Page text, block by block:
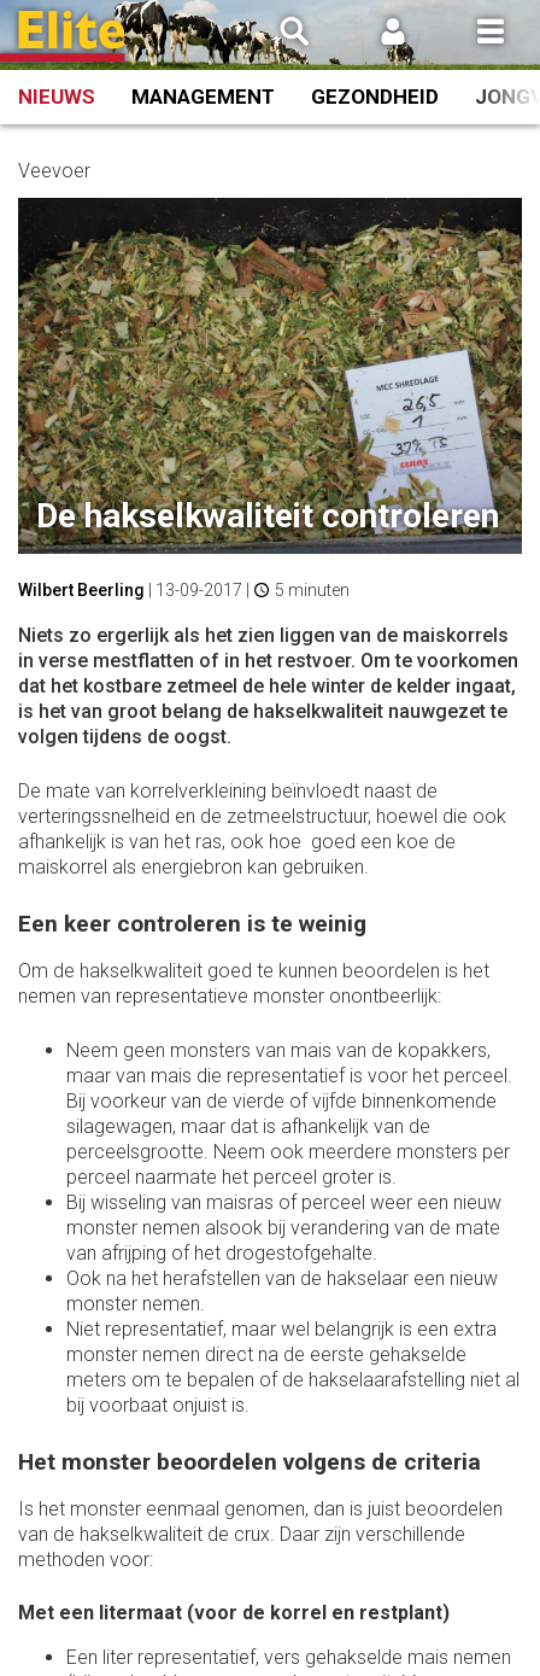
Spring
naar
inhoud
NIEUWS MANAGEMENT GEZONDHEID
Veevoer
De hakselkwaliteit controleren
Wilbert Beerling 13-09-2017 5 minuten
Niets zo ergerlijk als het zien liggen van de maiskorrels
in verse mestflatten of in het restvoer. Om te voorkomen
dat het kostbare zetmeel de hele winter de kelder ingaat,
is het van groot belang de hakselkwaliteit nauwgezet te
volgen tijdens de oogst.
De mate van korrelverkleining beïnvloedt naast de
verteringssnelheid en de zetmeelstructuur, hoewel die ook
afhankelijk is van het ras, ook hoe goed een koe de
maiskorrel als energiebron kan gebruiken.
Een keer controleren is te weinig
Om de hakselkwaliteit goed te kunnen beoordelen is het
nemen van representatieve monster onontbeerlijk:
Neem geen monsters van mais van de kopakkers,
maar van mais die representatief is voor het perceel.
Bij voorkeur van de vierde of vijfde binnenkomende
silagewagen, maar dat is afhankelijk van de
perceelsgrootte. Neem ook meerdere monsters per
perceel naarmate het perceel groter is.
Bij wisseling van maisras of perceel weer een nieuw
monster nemen alsook bij verandering van de mate
van afrijping of het drogestofgehalte.
Ook na het herafstellen van de hakselaar een nieuw
monster nemen.
Niet representatief, maar wel belangrijk is een extra
monster nemen direct na de eerste gehakselde
meters om te bepalen of de hakselaarafstelling niet al
bij voorbaat onjuist is.
Het monster beoordelen volgens de criteria
Is het monster eenmaal genomen, dan is juist beoordelen
van de hakselkwaliteit de crux. Daar zijn verschillende
methoden voor:
Met een litermaat (voor de korrel en restplant)
Een liter representatief, vers gehakselde mais nemen